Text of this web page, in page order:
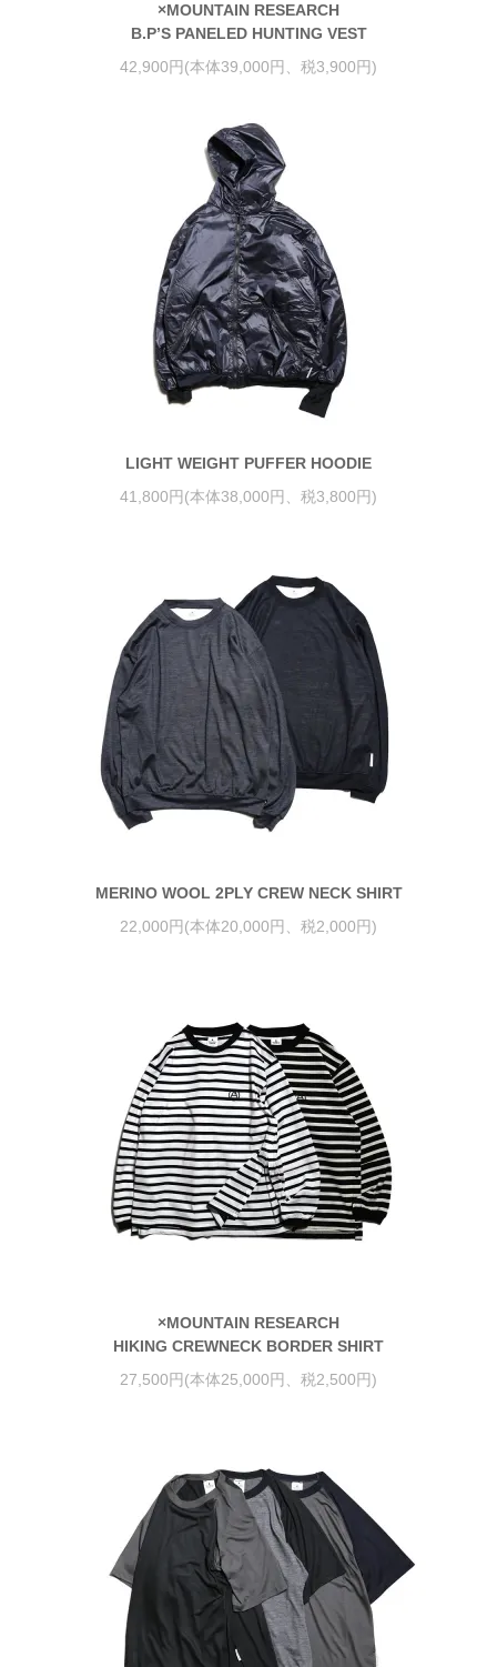
×MOUNTAIN RESEARCH
B.P’S PANELED HUNTING VEST
42,900円(本体39,000円、税3,900円)
LIGHT WEIGHT PUFFER HOODIE
41,800円(本体38,000円、税3,800円)
MERINO WOOL 2PLY CREW NECK SHIRT
22,000円(本体20,000円、税2,000円)
×MOUNTAIN RESEARCH
HIKING CREWNECK BORDER SHIRT
27,500円(本体25,000円、税2,500円)